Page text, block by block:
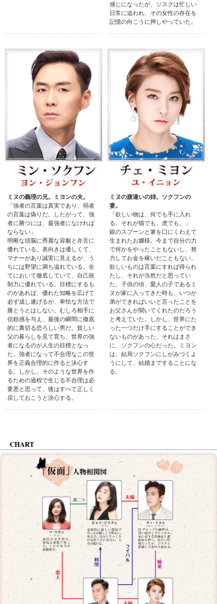
感じになったが、ジスクは忙しい
日常に追われ、その女性の存在を
記憶の向こうに押しやっていた。
ミヌの義理の兄。ミヨンの夫。
「強者の言葉は真実であり、弱者
の言葉は偽りだ。したがって、強
者に勝つには、最強者になければ
ならない」
明晰な頭脳に秀麗な容貌と弁舌に
優れている。表向きは優しくて、
マナーがあり誠実に見えるが、う
ちには野望に満ち溢れている。全
てにおいて徹底していて、自己統
制力に優れている。目標にするも
のがあれば、優れた知略を広げて
必ず成し遂げるが、卑怯な方法で
勝とうとはしない。むしろ相手に
信頼感を与え、最後の瞬間に徹底
的に裏切る恐ろしい男だ。貧しい
父の暮らしを見て育ち、世界の強
者になるのが人生の目標となっ
た。強者になって不合理なこの世
界を正義合理的に作ると決心す
る。しかし、そのような世界を作
るための過程で生じる不合理は必
要悪と思って、後はすべて正しく
戻しておこうと決心する。
ミヌの腹違いの姉。ソクフンの
妻。
「欲しい物は、何でも手に入れ
る。それが猫でも、虎でも。」
銀のスプーンと箸を口にくわえて
生まれたお嬢様。今まで自分の力
で何かをやったこともないし、努
力してお金を稼いだこともない。
欲しいものは言葉にすれば得られ
たし、それが当然だと思ってい
た。子供の頃、愛人の子であるミ
ヌが家に入ってきた時も、いつか
弟ができればいいと言ったことを
お父さんが聞いてくれたのだろう
と考えていた。しかし、世界にた
った一つだけ手にすることができ
ないものがあった。それはまさ
に、ソクフンの心だった。ミヨン
は、結局ソクフンにしがみつくよ
うにして、結婚まですることにな
る。
CHART